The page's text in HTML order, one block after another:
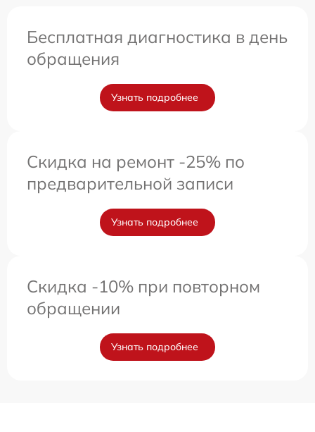
Бесплатная диагностика в день
обращения
Узнать подробнее
Скидка на ремонт -25% по
предварительной записи
Узнать подробнее
Скидка -10% при повторном
обращении
Узнать подробнее